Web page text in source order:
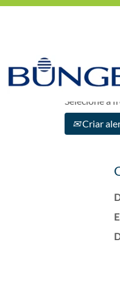
Selecione a
Criar